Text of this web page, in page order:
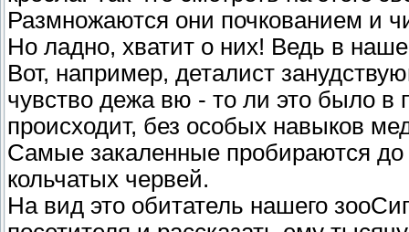
Размножаются они почкованием и
Но ладно, хватит о них! Ведь в
Вот, например, деталист
чувство дежа вю - то ли это было в
происходит, без особых навыков
Самые закаленные пробираются до
кольчатых червей.
На вид это обитатель нашего